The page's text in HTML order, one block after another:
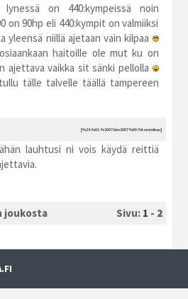
on 440:kympeissä noin
on 90hp eli 440:kympit on valmiiksi
yleensä niillä ajetaan vain kilpaa
haitoille ole mut ku on
ajettava vaikka sit sänki pellolla
tälle talvelle täällä tampereen
[%24.%01.%2007 kke2007 %00:%tammikuu]
lauhtusi ni vois käydä reittiä
joukosta Sivu: 1 - 2